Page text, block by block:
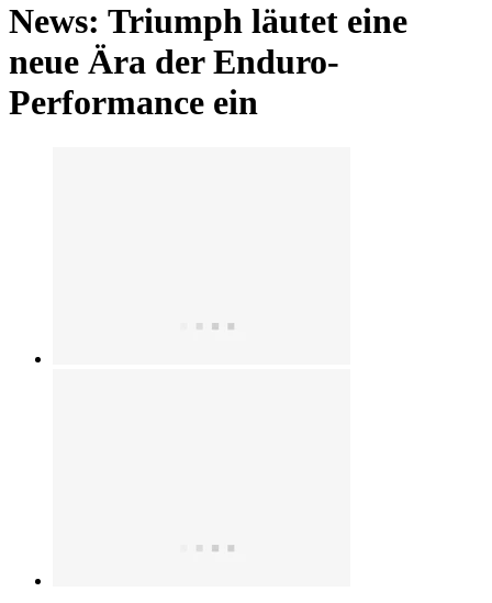
News: Triumph läutet eine
neue Ära der Enduro-
Performance ein